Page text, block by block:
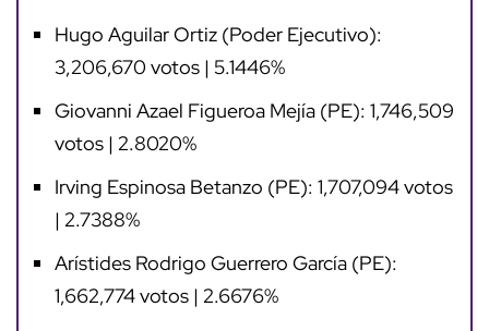
Hugo Aguilar Ortiz (Poder Ejecutivo):
3,206,670 votos | 5.1446%
Giovanni Azael Figueroa Mejía (PE): 1,746,509
votos | 2.8020%
Irving Espinosa Betanzo (PE): 1,707,094 votos
| 2.7388%
Arístides Rodrigo Guerrero García (PE):
1,662,774 votos | 2.6676%